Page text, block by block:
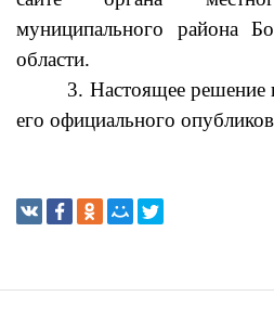
муниципального района
области.
3. Настоящее решение
его официального